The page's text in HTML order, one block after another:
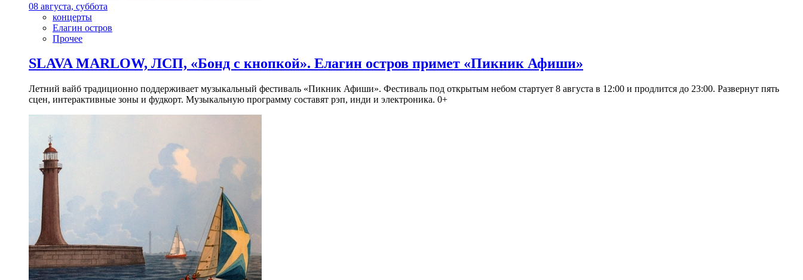
08 августа, суббота
концерты
Елагин остров
Прочее
SLAVA MARLOW, ЛСП, «Бонд с кнопкой». Елагин остров примет «Пикник Афиши»
Летний вайб традиционно поддерживает музыкальный фестиваль «Пикник Афиши». Фестиваль под открытым небом стартует 8 августа в 12:00 и продлится до 23:00. Развернут пять
сцен, интерактивные зоны и фудкорт. Музыкальную программу составят рэп, инди и электроника. 0+